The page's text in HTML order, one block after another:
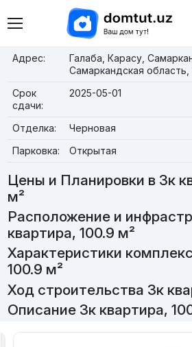
Адрес:
Галаба, Карасу,
Самаркандская область,
Срок
сдачи:
2025-05-01
Отделка:
Черновая
Парковка:
Открытая
Цены и Планировки в 3к
м²
Расположение и
квартира, 100.9 м²
Характеристики
100.9 м²
Ход строительства 3к
Описание 3к квартира,